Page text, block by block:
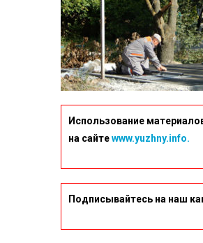
Использование
на сайтеwww.yuzhny.info.
Подписывайтесь на наш